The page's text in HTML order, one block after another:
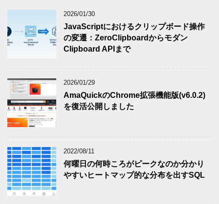
2026/01/30
JavaScriptにおけるクリップボード操作
の変遷：ZeroClipboardからモダン
Clipboard APIまで
2026/01/29
AmaQuickのChrome拡張機能版(v6.0.2)
を復活公開しました
2022/08/11
何曜日の何時ころがピークなのか分かり
やすいヒートマップ的な分布を出すSQL